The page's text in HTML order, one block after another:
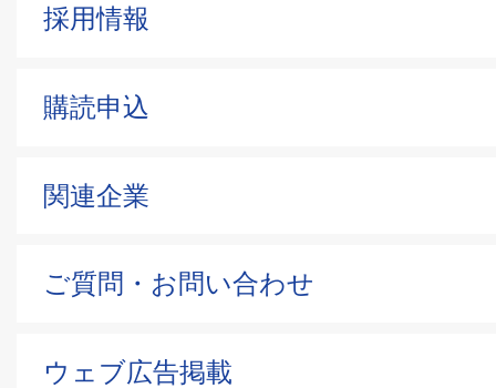
採用情報
購読申込
関連企業
ご質問・お問い合わせ
ウェブ広告掲載